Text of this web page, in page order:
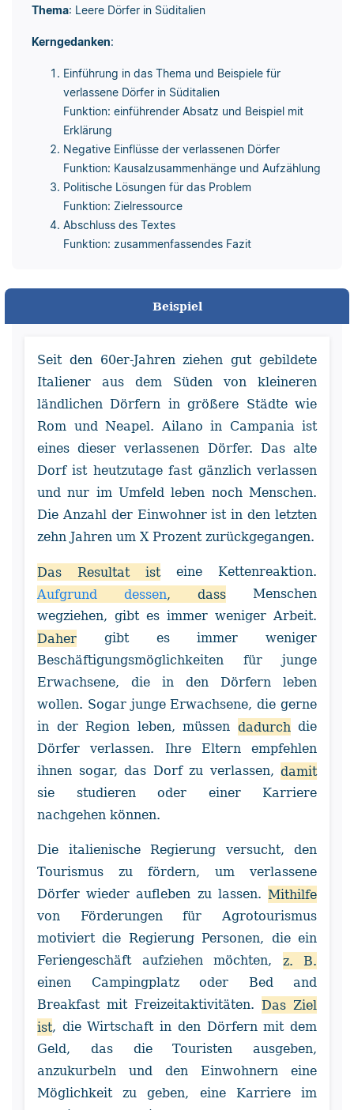
Thema: Leere Dörfer in Süditalien
Kerngedanken:
Einführung in das Thema und Beispiele für
verlassene Dörfer in Süditalien
Funktion: einführender Absatz und Beispiel mit
Erklärung
Negative Einflüsse der verlassenen Dörfer
Funktion: Kausalzusammenhänge und Aufzählung
Politische Lösungen für das Problem
Funktion: Zielressource
Abschluss des Textes
Funktion: zusammenfassendes Fazit
Beispiel
Seit den 60er-Jahren ziehen gut gebildete
Italiener aus dem Süden von kleineren
ländlichen Dörfern in größere Städte wie
Rom und Neapel. Ailano in Campania ist
eines dieser verlassenen Dörfer. Das alte
Dorf ist heutzutage fast gänzlich verlassen
und nur im Umfeld leben noch Menschen.
Die Anzahl der Einwohner ist in den letzten
zehn Jahren um X Prozent zurückgegangen.
Das Resultat isteine Kettenreaktion.
Aufgrund dessen, dass Menschen
wegziehen, gibt es immer weniger Arbeit.
Daher gibt es immer weniger
Beschäftigungsmöglichkeiten für junge
Erwachsene, die in den Dörfern leben
wollen. Sogar junge Erwachsene, die gerne
in der Region leben, müssen dadurch die
Dörfer verlassen. Ihre Eltern empfehlen
ihnen sogar, das Dorf zu verlassen, damit
sie studieren oder einer Karriere
nachgehen können.
Die italienische Regierung versucht, den
Tourismus zu fördern, um verlassene
Dörfer wieder aufleben zu lassen. Mithilfe
von Förderungen für Agrotourismus
motiviert die Regierung Personen, die ein
Feriengeschäft aufziehen möchten, z. B.
einen Campingplatz oder Bed and
Breakfast mit Freizeitaktivitäten. Das Ziel
ist, die Wirtschaft in den Dörfern mit dem
Geld, das die Touristen ausgeben,
anzukurbeln und den Einwohnern eine
Möglichkeit zu geben, eine Karriere im